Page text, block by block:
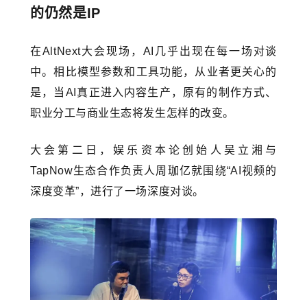
的仍然是IP
在AltNext大会现场，AI几乎出现在每一场对谈
中。相比模型参数和工具功能，从业者更关心的
是，当AI真正进入内容生产，原有的制作方式、
职业分工与商业生态将发生怎样的改变。
大会第二日，娱乐资本论创始人吴立湘与
TapNow生态合作负责人周珈亿就围绕“AI视频的
深度变革”，进行了一场深度对谈。